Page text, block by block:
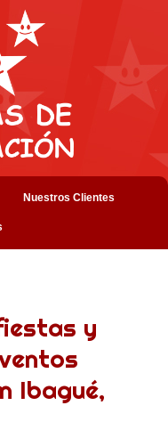
Nuestros Clientes
y
Ibagué,